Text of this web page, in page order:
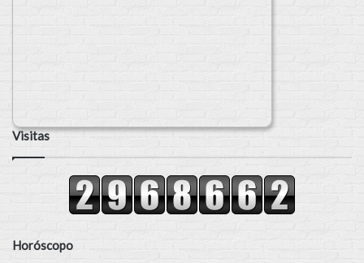
Visitas
Horóscopo